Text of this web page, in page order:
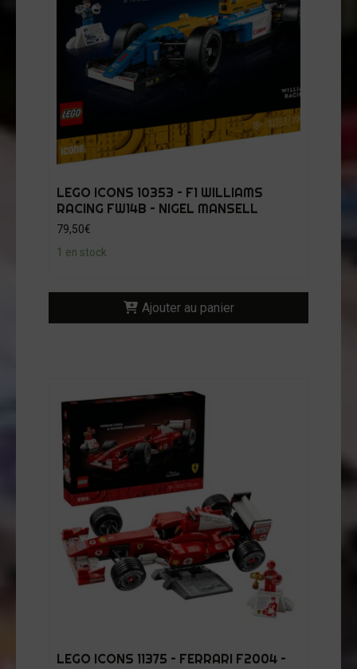
LEGO ICONS 10353 – F1 WILLIAMS
RACING FW14B – NIGEL MANSELL
79,50€
1 en stock
Ajouter au panier
LEGO ICONS 11375 – FERRARI F2004 –